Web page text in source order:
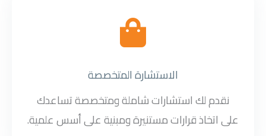
الاستشارة المتخصصة
نقدم لك استشارات شاملة ومتخصصة تساعدك
على اتخاذ قرارات مستنيرة ومبنية على أسس علمية.